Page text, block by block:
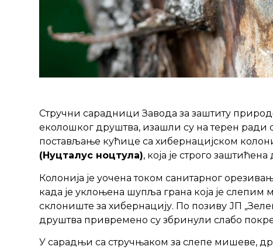
Стручни сарадници Завода за заштиту
еколошког друштва, изашли су на терен ради
постављање кућице са хибернацијском
(Нyцталус ноцтула), која је строго
Колонија је уочена током санитарног
када је уклоњена шупља грана која је
склониште за хибернацију. По позиву ЈП
друштва привремено су збринули слабо
У сарадњи са стручњаком за слепе мишеве,